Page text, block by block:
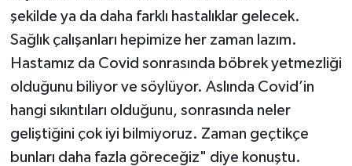
şekilde ya da daha farklı hastalıklar gelecek.
Sağlık çalışanları hepimize her zaman lazım.
Hastamız da Covid sonrasında böbrek yetmezliği
olduğunu biliyor ve söylüyor. Aslında Covid’in
hangi sıkıntıları olduğunu, sonrasında neler
geliştiğini çok iyi bilmiyoruz. Zaman geçtikçe
bunları daha fazla göreceğiz" diye konuştu.